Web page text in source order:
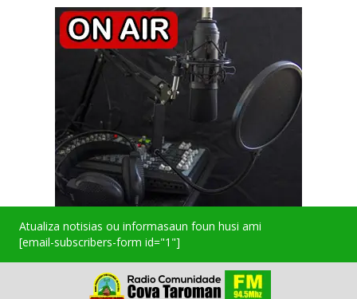
Atualiza notisias ou informasaun foun husi ami
[email-subscribers-form id="1"]